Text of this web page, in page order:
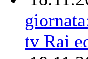
tv Rai